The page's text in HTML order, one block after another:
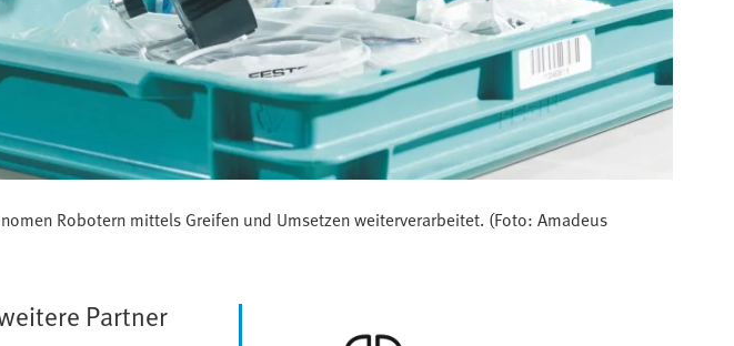
Robotern mittels Greifen und Umsetzen weiterverarbeitet. (Foto: Amadeus
Partner